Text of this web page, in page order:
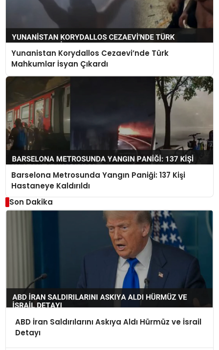
Yunanistan Korydallos Cezaevi’nde Türk
Mahkumlar İsyan Çıkardı
Barselona Metrosunda Yangın Paniği: 137 Kişi
Hastaneye Kaldırıldı
Son Dakika
ABD İran Saldırılarını Askıya Aldı Hürmüz ve İsrail
Detayı